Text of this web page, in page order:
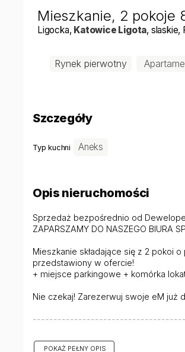
Mieszkanie, 2 pokoje
Ligocka, Katowice Ligota, slaskie,
Rynek pierwotny
Szczegóły
Typ kuchni Aneks
Opis nieruchomości
Sprzedaż bezpośrednio od
ZAPARSZAMY DO NASZEGO BIURA
Mieszkanie składające się z 2 pokoi
przedstawiony w ofercie!
+ miejsce parkingowe + komórka
Nie czekaj! Zarezerwuj swoje eM już
POKAŻ PEŁNY OPIS